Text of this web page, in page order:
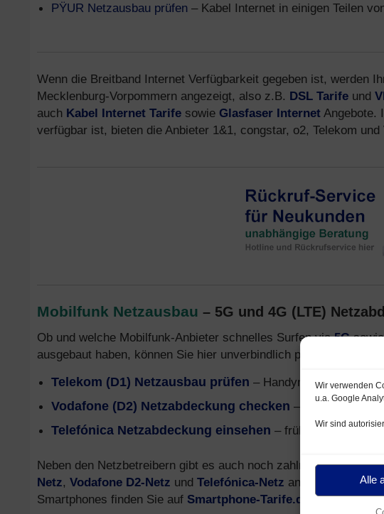
Wir verwenden
u.a. Google
Wir sind
Alle
PŸUR Netzausbau prüfen – Kabel Internet in einigen Teilen
Wenn die Breitband Internet Verfügbarkeit gegeben ist, werden
Mecklenburg-Vorpommern angezeigt, also z.B. DSL Tarife und
auch Kabel Internet Tarife sowie Glasfaser Internet Angebote.
verfügbar ist, bieten die Anbieter 1&1, congstar, o2, Telekom und
Mobilfunk Netzausbau – 5G und 4G (LTE)
Ob und welche Mobilfunk-Anbieter schnelles Surfen via5G
ausgebaut haben, können Sie hier unverbindlich prüfen:
Telekom (D1) Netzausbau prüfen – Handynetz mit 5G
Vodafone (D2) Netzabdeckung checken – Mobilfunk-Netz
Telefónica Netzabdeckung einsehen – früher o2- und E-
Neben den Netzbetreibern gibt es auch noch zahlreiche
Netz, Vodafone D2-Netz und Telefónica-Netz anbieten.
Smartphones finden Sie auf Smartphone-Tarife.de